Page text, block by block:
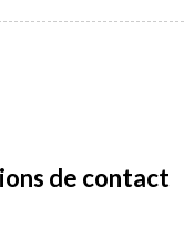
de contact